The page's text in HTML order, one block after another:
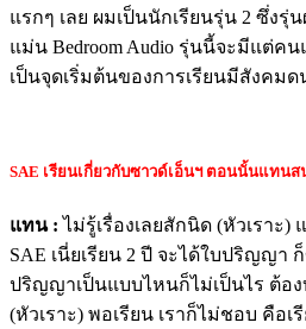
แรกๆ เลย ผมเป็นนักเรียนรุ่น 2 ซึ่งรุ่
แม่น Bedroom Audio รุ่นนี้จะมีแต่ค
เป็นจุดเริ่มต้นของการเรียนมีสังคม
SAE เรียนเกี่ยวกับซาวด์เอ็นฯ ตอนนั้นแทนส
แทน :ไม่รู้เรื่องเลยสักนิด (หัวเราะ)
SAE เนี่ยเรียน 2 ปี จะได้ใบปริญญา
ปริญญาเป็นแบบไหนก็ไม่เป็นไร ต้อ
(หัวเราะ) พอเรียน เราก็ไม่ชอบ คือเ